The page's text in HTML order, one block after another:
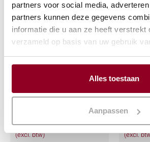
partners voor social media,
partners kunnen deze gegevens
informatie die u aan ze heeft verstrekt
verzameld op basis van uw gebruik
Alles toestaan
Aanpassen
Theepot
dubbelwandig
€4,12
(excl. btw)
RVS
€
(excl.